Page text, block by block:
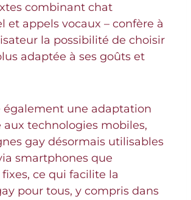
combinant chat
et appels vocaux – confère à
la possibilité de choisir
adaptée à ses goûts et
également une adaptation
aux technologies mobiles,
gay désormais utilisables
smartphones que
ce qui facilite la
pour tous, y compris dans